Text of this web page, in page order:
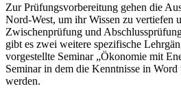
Zur Prüfungsvorbereitung gehen die
Nord-West, um ihr Wissen zu vertiefen
Zwischenprüfung und
gibt es zwei weitere spezifische
vorgestellte Seminar „Ökonomie mit
Seminar in dem die Kenntnisse in
werden.